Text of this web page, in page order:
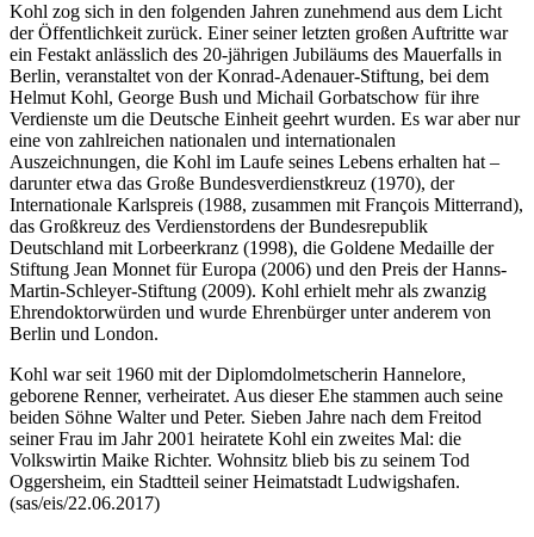
Kohl zog sich in den folgenden Jahren zunehmend aus dem Licht
der Öffentlichkeit zurück. Einer seiner letzten großen Auftritte war
ein Festakt anlässlich des 20-jährigen Jubiläums des Mauerfalls in
Berlin, veranstaltet von der Konrad-Adenauer-Stiftung, bei dem
Helmut Kohl, George Bush und Michail Gorbatschow für ihre
Verdienste um die Deutsche Einheit geehrt wurden. Es war aber nur
eine von zahlreichen nationalen und internationalen
Auszeichnungen, die Kohl im Laufe seines Lebens erhalten hat –
darunter etwa das Große Bundesverdienstkreuz (1970), der
Internationale Karlspreis (1988, zusammen mit François Mitterrand),
das Großkreuz des Verdienstordens der Bundesrepublik
Deutschland mit Lorbeerkranz (1998), die Goldene Medaille der
Stiftung Jean Monnet für Europa (2006) und den Preis der Hanns-
Martin-Schleyer-Stiftung (2009). Kohl erhielt mehr als zwanzig
Ehrendoktorwürden und wurde Ehrenbürger unter anderem von
Berlin und London.
Kohl war seit 1960 mit der Diplomdolmetscherin Hannelore,
geborene Renner, verheiratet. Aus dieser Ehe stammen auch seine
beiden Söhne Walter und Peter. Sieben Jahre nach dem Freitod
seiner Frau im Jahr 2001 heiratete Kohl ein zweites Mal: die
Volkswirtin Maike Richter. Wohnsitz blieb bis zu seinem Tod
Oggersheim, ein Stadtteil seiner Heimatstadt Ludwigshafen.
(sas/eis/22.06.2017)